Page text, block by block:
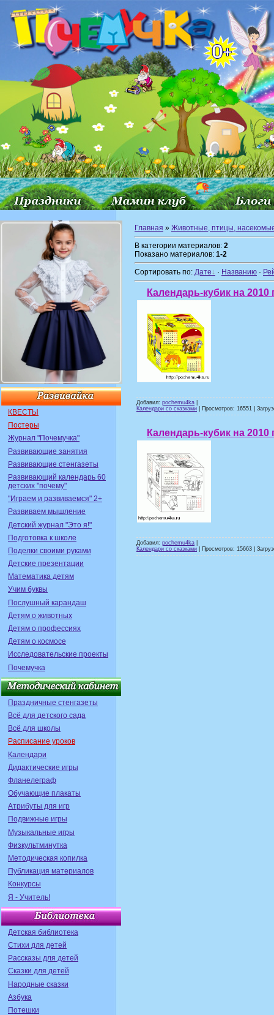
КВЕСТЫ
Постеры
Журнал "Почемучка"
Развивающие занятия
Развивающие стенгазеты
Развивающий календарь 60
детских "почему"
"Играем и развиваемся" 2+
Развиваем мышление
Детский журнал "Это я!"
Подготовка к школе
Поделки своими руками
Детские презентации
Математика детям
Учим буквы
Послушный карандаш
Детям о животных
Детям о профессиях
Детям о космосе
Исследовательские проекты
Почемучка
Праздничные стенгазеты
Всё для детского сада
Всё для школы
Расписание уроков
Календари
Дидактические игры
Фланелеграф
Обучающие плакаты
Атрибуты для игр
Подвижные игры
Музыкальные игры
Физкультминутка
Методическая копилка
Публикация материалов
Конкурсы
Я - Учитель!
Детская библиотека
Стихи для детей
Рассказы для детей
Сказки для детей
Народные сказки
Азбука
Потешки
Главная » Животные, птицы,
В категории материалов: 2
Показано материалов: 1-2
Сортировать по: Дате · Названию ·
Календарь-кубик на 2010
Добавил: pochemu4ka
Календари со сказками | Просмотров: 16551 |
Календарь-кубик на
Добавил: pochemu4ka
Календари со сказками | Просмотров: 15663 |